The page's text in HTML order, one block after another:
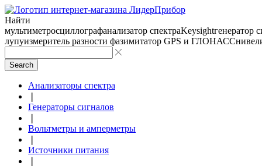
Найти
мультиметросциллографанализатор спектраKeysightгенератор
лупуизмеритель разности фазимитатор GPS и ГЛОНАСС
Search
Анализаторы спектра
Генераторы сигналов
Вольтметры и амперметры
Источники питания